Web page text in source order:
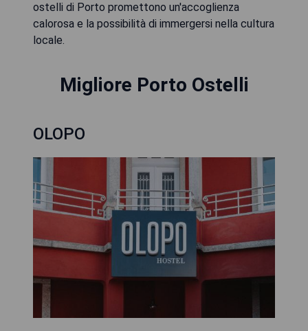
ostelli di Porto promettono un'accoglienza
calorosa e la possibilità di immergersi nella cultura
locale.
Migliore Porto Ostelli
OLOPO